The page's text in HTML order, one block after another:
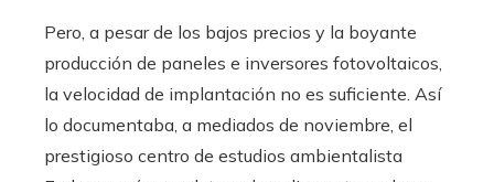
Pero, a pesar de los bajos precios y la boyante
producción de paneles e inversores fotovoltaicos,
la velocidad de implantación no es suficiente. Así
lo documentaba, a mediados de noviembre, el
prestigioso centro de estudios ambientalista